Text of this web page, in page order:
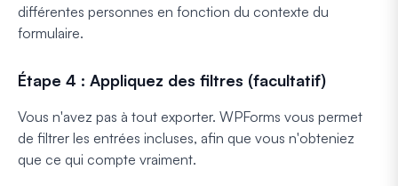
différentes personnes en fonction du contexte du
formulaire.
Étape 4 : Appliquez des filtres (facultatif)
Vous n'avez pas à tout exporter. WPForms vous permet
de filtrer les entrées incluses, afin que vous n'obteniez
que ce qui compte vraiment.